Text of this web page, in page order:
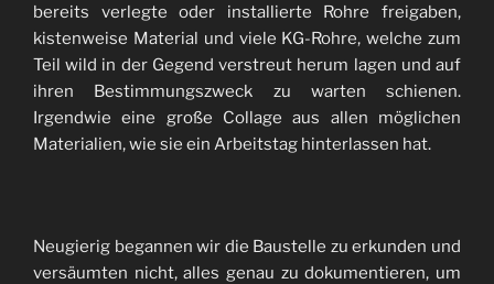
bereits verlegte oder installierte Rohre freigaben,
kistenweise Material und viele KG-Rohre, welche zum
Teil wild in der Gegend verstreut herum lagen und auf
ihren Bestimmungszweck zu warten schienen.
Irgendwie eine große Collage aus allen möglichen
Materialien, wie sie ein Arbeitstag hinterlassen hat.
Neugierig begannen wir die Baustelle zu erkunden und
versäumten nicht, alles genau zu dokumentieren, um